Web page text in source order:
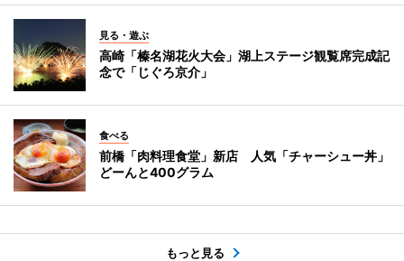
見る・遊ぶ
高崎「榛名湖花火大会」湖上ステージ観覧席完成記
念で「じぐろ京介」
食べる
前橋「肉料理食堂」新店 人気「チャーシュー丼」
どーんと400グラム
もっと見る